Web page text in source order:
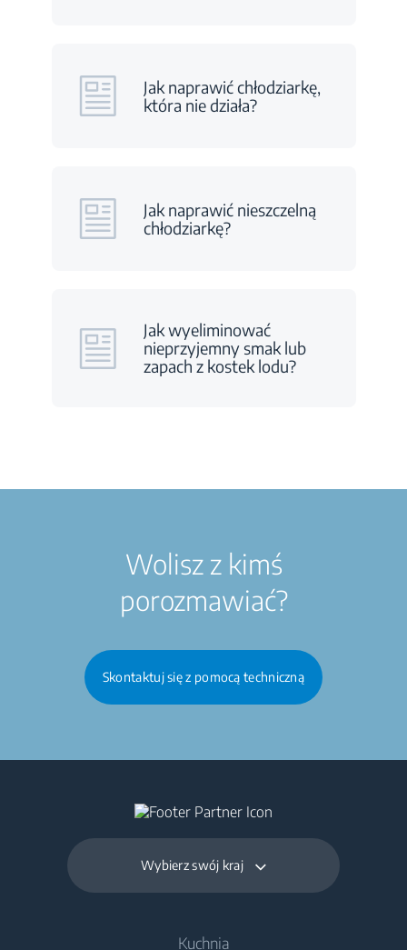
Jak naprawić chłodziarkę,
która nie działa?
Jak naprawić nieszczelną
chłodziarkę?
Jak wyeliminować
nieprzyjemny smak lub
zapach z kostek lodu?
Wolisz z kimś
porozmawiać?
Skontaktuj się z pomocą techniczną
Wybierz swój kraj
Kuchnia